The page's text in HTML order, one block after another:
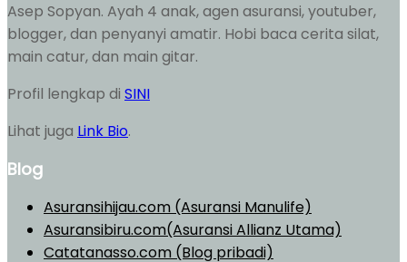
Asep Sopyan. Ayah 4 anak, agen asuransi, youtuber,
blogger, dan penyanyi amatir. Hobi baca cerita silat,
main catur, dan main gitar.
Profil lengkap di SINI
Lihat juga Link Bio.
Blog
Asuransihijau.com (Asuransi Manulife)
Asuransibiru.com(Asuransi Allianz Utama)
Catatanasso.com (Blog pribadi)